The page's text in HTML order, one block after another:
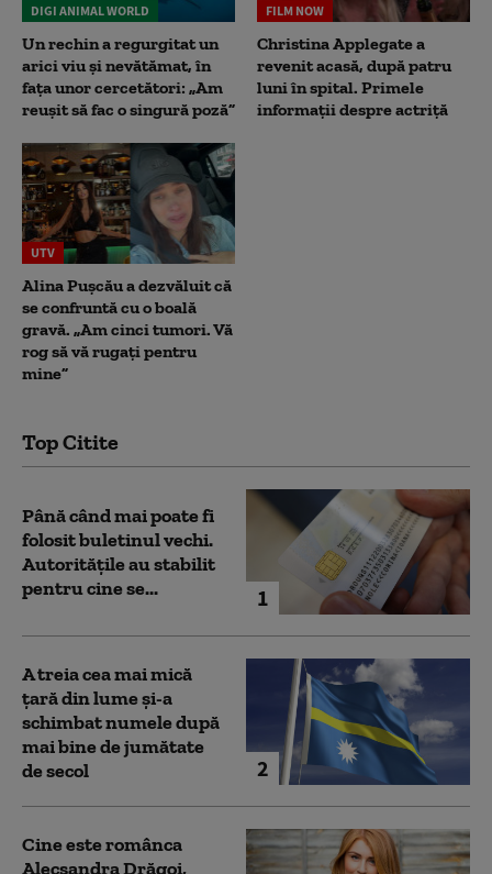
DIGI ANIMAL WORLD
Un rechin a regurgitat un
arici viu și nevătămat, în
fața unor cercetători: „Am
reușit să fac o singură poză”
FILM NOW
Christina Applegate a
revenit acasă, după patru
luni în spital. Primele
informații despre actriță
UTV
Alina Pușcău a dezvăluit că
se confruntă cu o boală
gravă. „Am cinci tumori. Vă
rog să vă rugați pentru
mine”
Top Citite
1
Până când mai poate fi
folosit buletinul vechi.
Autoritățile au stabilit
pentru cine se...
2
A treia cea mai mică
țară din lume și-a
schimbat numele după
mai bine de jumătate
de secol
Cine este românca
Alecsandra Drăgoi,